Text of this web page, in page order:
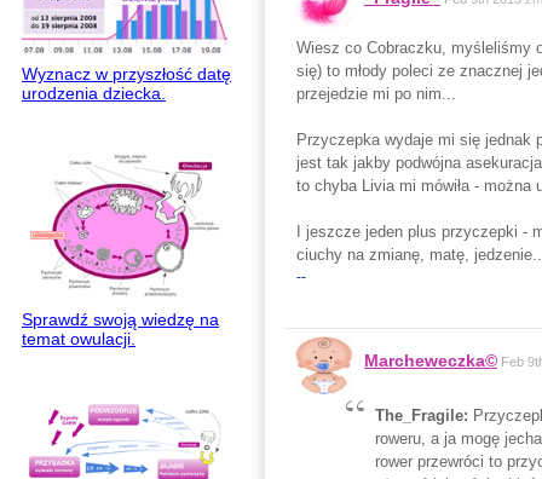
Wyznacz w przyszłość datę
urodzenia dziecka.
Sprawdź swoją wiedzę na
temat owulacji.
Wiesz co Cobraczku, myśleliśmy
się) to młody poleci ze znacznej
przejedzie mi po nim...
Przyczepka wydaje mi się jednak
jest tak jakby podwójna
to chyba Livia mi mówiła -
I jeszcze jeden plus przyczepki -
ciuchy na zmianę, matę,
--
Marcheweczka© Feb
The_Fragile:
roweru, a ja mogę
rower przewróci to